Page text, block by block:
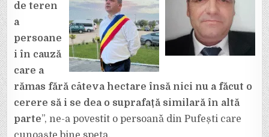
de teren
a
persoane
i în cauză
care a
rămas fără câteva hectare însă nici nu a făcut o
cerere să i se dea o suprafață similară în altă
parte”, ne-a povestit o persoană din Pufești care